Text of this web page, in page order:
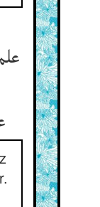
علمست غواص بحار